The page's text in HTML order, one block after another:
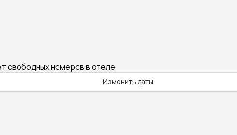
свободных номеров в отеле
Изменить даты